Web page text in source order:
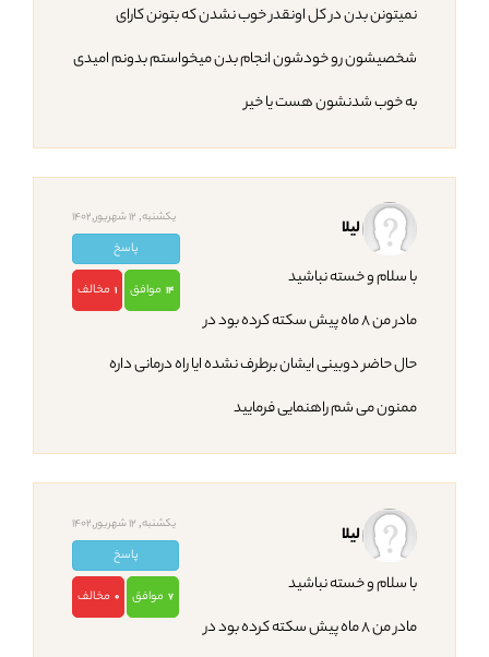
نمیتونن بدن در کل اونقدر خوب نشدن که بتونن کارای
شخصیشون رو خودشون انجام بدن میخواستم بدونم امیدی
به خوب شدنشون هست یا خیر
یکشنبه, 12 شهریور,1402
پاسخ
14 موافق 1 مخالف
لیلا
با سلام و خسته نباشید
مادر من 8 ماه پیش سکته کرده بود در
حال حاضر دوبینی ایشان برطرف نشده ایا راه درمانی داره
ممنون می شم راهنمایی فرمایید
یکشنبه, 12 شهریور,1402
پاسخ
7 موافق 0 مخالف
لیلا
با سلام و خسته نباشید
مادر من 8 ماه پیش سکته کرده بود در